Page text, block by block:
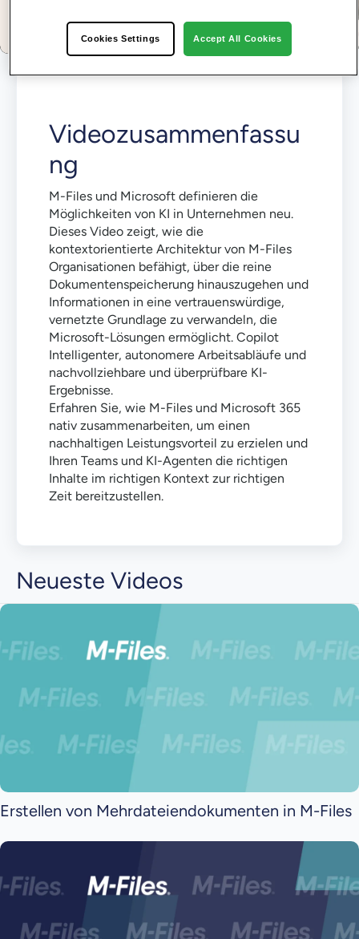
Videozusammenfassu
ng
M-Files und Microsoft definieren die
Möglichkeiten von KI in Unternehmen neu.
Dieses Video zeigt, wie die
kontextorientierte Architektur von M-Files
Organisationen befähigt, über die reine
Dokumentenspeicherung hinauszugehen und
Informationen in eine vertrauenswürdige,
vernetzte Grundlage zu verwandeln, die
Microsoft-Lösungen ermöglicht. Copilot
Intelligenter, autonomere Arbeitsabläufe und
nachvollziehbare und überprüfbare KI-
Ergebnisse.
Erfahren Sie, wie M-Files und Microsoft 365
nativ zusammenarbeiten, um einen
nachhaltigen Leistungsvorteil zu erzielen und
Ihren Teams und KI-Agenten die richtigen
Inhalte im richtigen Kontext zur richtigen
Zeit bereitzustellen.
Neueste Videos
Erstellen von Mehrdateiendokumenten in M-Files
Cookies Settings Accept All Cookies